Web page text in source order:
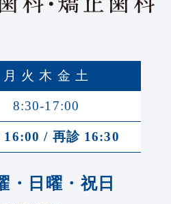
月 火 木 金 土
8:30-17:00
16:00 / 再診 16:30
・日曜・祝日